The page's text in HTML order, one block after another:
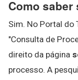
Como saber
Sim. No Portal do
"Consulta de
direito da página
processo. A